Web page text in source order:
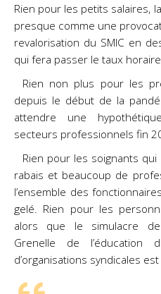
Rien pour les petits salaires,
presque comme une
revalorisation du SMIC en
qui fera passer le taux
Rien non plus pour les
depuis le début de la
attendre une
secteurs professionnels fin
Rien pour les soignants
rabais et beaucoup de
l’ensemble des
gelé. Rien pour les
alors que le simulacre
Grenelle de l’éducation
d’organisations syndicales